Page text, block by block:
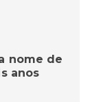
nome de
anos